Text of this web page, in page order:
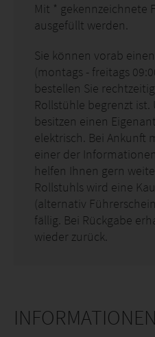
Mit * gekennzeichnete
ausgefüllt werden.
Sie können vorab
(montags - freitags
bestellen Sie
Rollstühle begrenzt ist.
besitzen einen
elektrisch. Bei Ankunft
einer der
helfen Ihnen gern
Rollstuhls wird eine
(alternativ
fällig. Bei Rückgabe
wieder zurück.